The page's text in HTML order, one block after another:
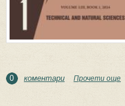
0 коментари Прочети още